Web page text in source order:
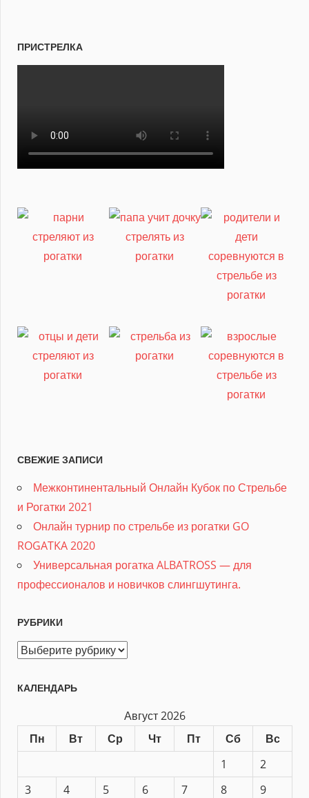
ПРИСТРЕЛКА
СВЕЖИЕ ЗАПИСИ
Межконтинентальный Онлайн Кубок по Стрельбе
и Рогатки 2021
Онлайн турнир по стрельбе из рогатки GO
ROGATKA 2020
Универсальная рогатка ALBATROSS — для
профессионалов и новичков слингшутинга.
РУБРИКИ
Рубрики
КАЛЕНДАРЬ
Август 2026
Пн
Вт Ср Чт Пт Сб
Вс
1
2
3
4 5 6 7 8
9